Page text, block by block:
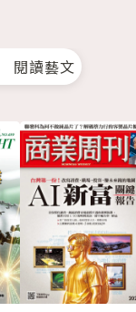
閱讀藝文